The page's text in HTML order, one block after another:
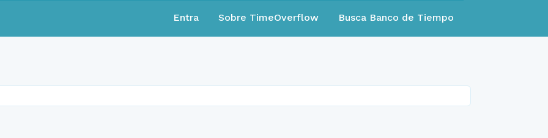
Entra Sobre TimeOverflow Busca Banco de Tiempo